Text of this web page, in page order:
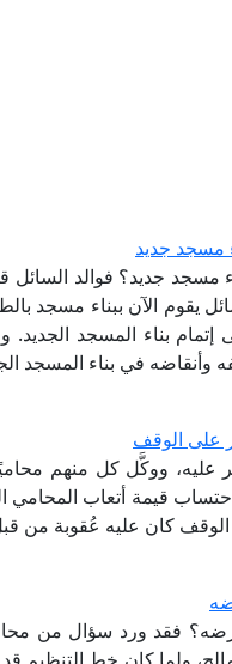
مسجد جديد
مسجد جديد؟ فوالد
الآن ببناء مسجد
بناء المسجد
وأنقاضه في بناء المسجد
على الوقف
ووكَّل كل منهم
قيمة أتعاب
كان عليه عُقوبة من
فقد ورد سؤال من